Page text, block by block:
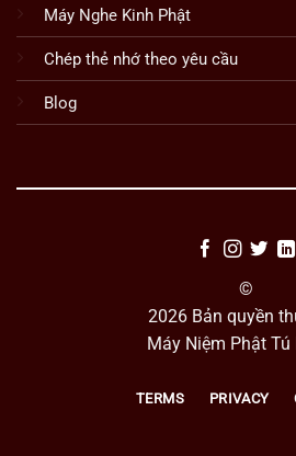
Máy Nghe Kinh Phật
Chép thẻ nhớ theo yêu cầu
Blog
©
2026 Bản quyền
Máy Niệm Phật Tú
TERMS PRIVACY